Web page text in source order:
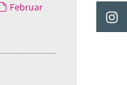
Februar